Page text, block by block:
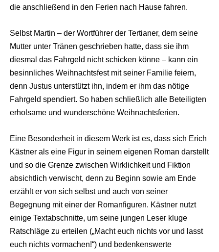
die anschließend in den Ferien nach Hause fahren.
Selbst Martin – der Wortführer der Tertianer, dem seine
Mutter unter Tränen geschrieben hatte, dass sie ihm
diesmal das Fahrgeld nicht schicken könne – kann ein
besinnliches Weihnachtsfest mit seiner Familie feiern,
denn Justus unterstützt ihn, indem er ihm das nötige
Fahrgeld spendiert. So haben schließlich alle Beteiligten
erholsame und wunderschöne Weihnachtsferien.
Eine Besonderheit in diesem Werk ist es, dass sich Erich
Kästner als eine Figur in seinem eigenen Roman darstellt
und so die Grenze zwischen Wirklichkeit und Fiktion
absichtlich verwischt, denn zu Beginn sowie am Ende
erzählt er von sich selbst und auch von seiner
Begegnung mit einer der Romanfiguren. Kästner nutzt
einige Textabschnitte, um seine jungen Leser kluge
Ratschläge zu erteilen („Macht euch nichts vor und lasst
euch nichts vormachen!“) und bedenkenswerte